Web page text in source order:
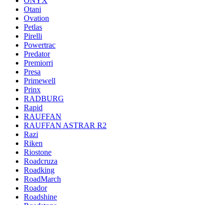
Otani
Ovation
Petlas
Pirelli
Powertrac
Predator
Premiorri
Presa
Primewell
Prinx
RADBURG
Rapid
RAUFFAN
RAUFFAN ASTRAR R2
Razi
Riken
Riostone
Roadcruza
Roadking
RoadMarch
Roador
Roadshine